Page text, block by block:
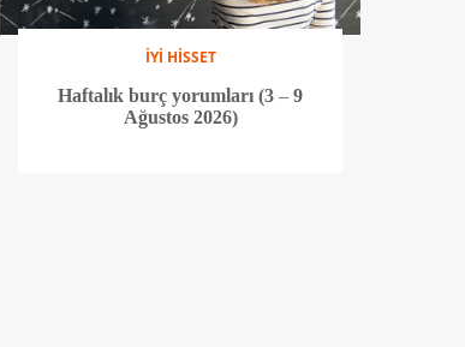
İYİ HİSSET
Haftalık burç yorumları (3 – 9
Ağustos 2026)